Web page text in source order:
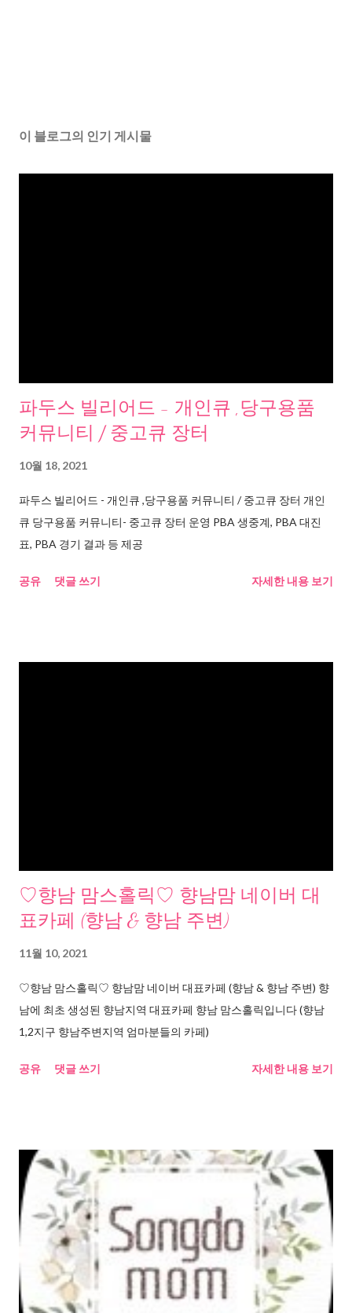
이 블로그의 인기 게시물
파두스 빌리어드 - 개인큐 ,당구용품
커뮤니티 / 중고큐 장터
10월 18, 2021
파두스 빌리어드 - 개인큐 ,당구용품 커뮤니티 / 중고큐 장터 개인
큐 당구용품 커뮤니티- 중고큐 장터 운영 PBA 생중계, PBA 대진
표, PBA 경기 결과 등 제공
공유 댓글 쓰기 자세한 내용 보기
♡향남 맘스홀릭♡ 향남맘 네이버 대
표카페 (향남 & 향남 주변)
11월 10, 2021
♡향남 맘스홀릭♡ 향남맘 네이버 대표카페 (향남 & 향남 주변) 향
남에 최초 생성된 향남지역 대표카페 향남 맘스홀릭입니다 (향남
1,2지구 향남주변지역 엄마분들의 카페)
공유 댓글 쓰기 자세한 내용 보기